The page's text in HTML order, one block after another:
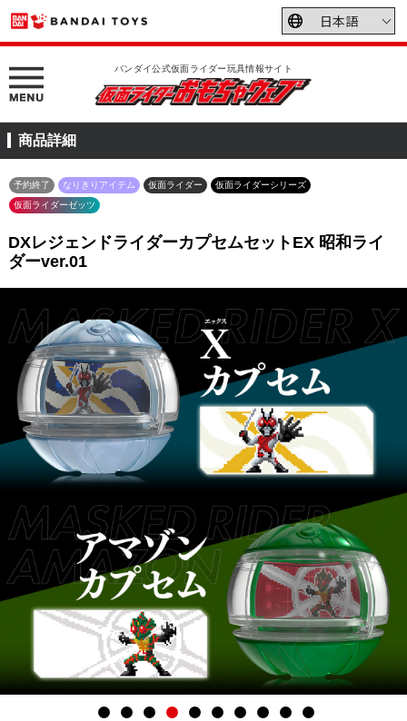
バンダイ公式仮面ライダー玩具情報サイト
商品詳細
予約終了 なりきりアイテム 仮面ライダー
仮面ライダーシリーズ
仮面ライダーゼッツ
DXレジェンドライダーカプセムセットEX 昭和ライ
ダーver.01